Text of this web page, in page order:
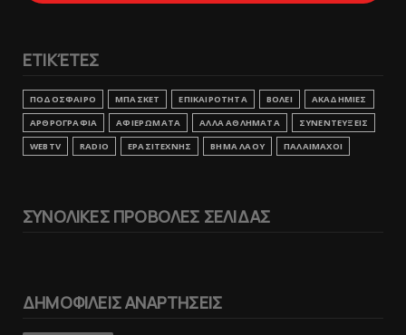
ΕΤΙΚΈΤΕΣ
ΠΟΔΟΣΦΑΙΡΟ ΜΠΑΣΚΕΤ ΕΠΙΚΑΙΡΟΤΗΤΑ ΒΟΛΕΙ
ΑΚΑΔΗΜΙΕΣ
ΑΡΘΡΟΓΡΑΦΙΑ
ΑΦΙΕΡΩΜΑΤΑ ΑΛΛΑ ΑΘΛΗΜΑΤΑ
ΣΥΝΕΝΤΕΥΞΕΙΣ
WEBTV
RADIO ΕΡΑΣΙΤΕΧΝΗΣ ΒΗΜΑ ΛΑΟΥ ΠΑΛΑΙΜΑΧΟΙ
ΣΥΝΟΛΙΚΕΣ ΠΡΟΒΟΛΕΣ ΣΕΛΙΔΑΣ
ΔΗΜΟΦΙΛΕΙΣ ΑΝΑΡΤΗΣΕΙΣ